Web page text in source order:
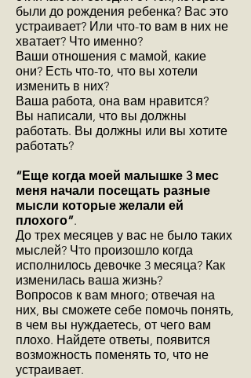
были до рождения ребенка? Вас это
устраивает? Или что-то вам в них не
хватает? Что именно?
Ваши отношения с мамой, какие
они? Есть что-то, что вы хотели
изменить в них?
Ваша работа, она вам нравится?
Вы написали, что вы должны
работать. Вы должны или вы хотите
работать?
“Еще когда моей малышке 3 мес
меня начали посещать разные
мысли которые желали ей
плохого”.
До трех месяцев у вас не было таких
мыслей? Что произошло когда
исполнилось девочке 3 месяца? Как
изменилась ваша жизнь?
Вопросов к вам много; отвечая на
них, вы сможете себе помочь понять,
в чем вы нуждаетесь, от чего вам
плохо. Найдете ответы, появится
возможность поменять то, что не
устраивает.